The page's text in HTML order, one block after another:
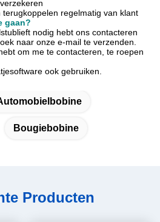
regelmatig van klant
gaan?
nodig hebt ons contacteren
naar onze e-mail te verzenden.
om me te contacteren, te roepen
ook gebruiken.
Bougiebobine
Producten